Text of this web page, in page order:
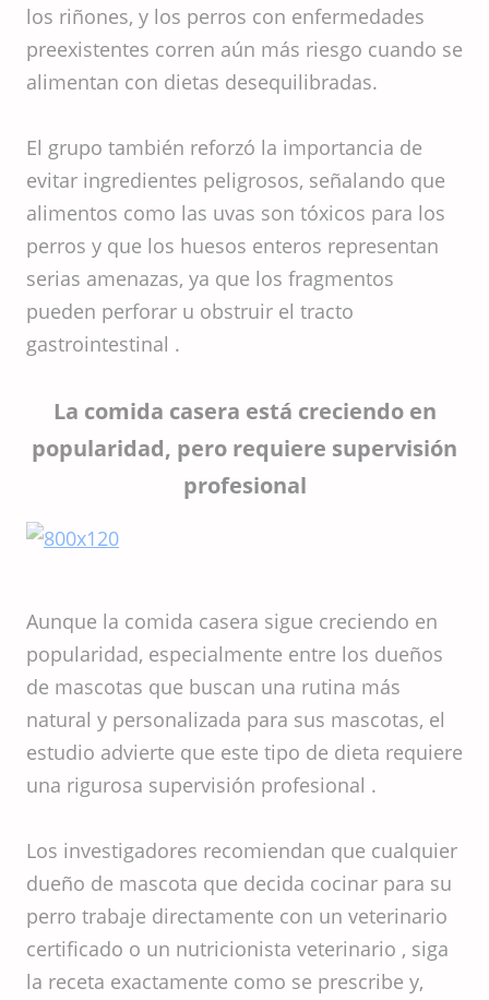
los riñones, y los perros con enfermedades
preexistentes corren aún más riesgo cuando se
alimentan con dietas desequilibradas.
El grupo también reforzó la importancia de
evitar ingredientes peligrosos, señalando que
alimentos como las uvas son tóxicos para los
perros y que los huesos enteros representan
serias amenazas, ya que los fragmentos
pueden perforar u obstruir el tracto
gastrointestinal .
La comida casera está creciendo en
popularidad, pero requiere supervisión
profesional
Aunque la comida casera sigue creciendo en
popularidad, especialmente entre los dueños
de mascotas que buscan una rutina más
natural y personalizada para sus mascotas, el
estudio advierte que este tipo de dieta requiere
una rigurosa supervisión profesional .
Los investigadores recomiendan que cualquier
dueño de mascota que decida cocinar para su
perro trabaje directamente con un veterinario
certificado o un nutricionista veterinario , siga
la receta exactamente como se prescribe y,